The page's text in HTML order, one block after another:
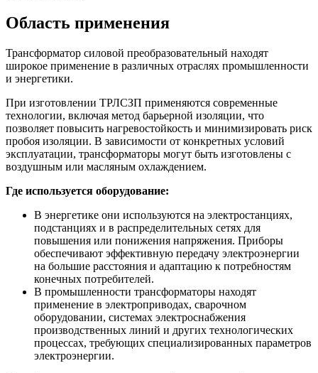
Область применения
Трансформатор силовой преобразовательный находят
широкое применение в различных отраслях промышленности
и энергетики.
При изготовлении ТРЛСЗП применяются современные
технологии, включая метод барьерной изоляции, что
позволяет повысить нагревостойкость и минимизировать риск
пробоя изоляции. В зависимости от конкретных условий
эксплуатации, трансформаторы могут быть изготовлены с
воздушным или масляным охлаждением.
Где используется оборудование:
В энергетике они используются на электростанциях,
подстанциях и в распределительных сетях для
повышения или понижения напряжения. Приборы
обеспечивают эффективную передачу электроэнергии
на большие расстояния и адаптацию к потребностям
конечных потребителей.
В промышленности трансформаторы находят
применение в электроприводах, сварочном
оборудовании, системах электроснабжения
производственных линий и других технологических
процессах, требующих специализированных параметров
электроэнергии.